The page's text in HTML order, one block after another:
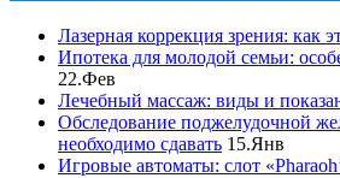
Лазерная коррекция зрения: как
Ипотека для молодой семьи:
22.Фев
Лечебный массаж: виды и
Обследование поджелудочной
необходимо сдавать 15.Янв
Игровые автоматы: слот